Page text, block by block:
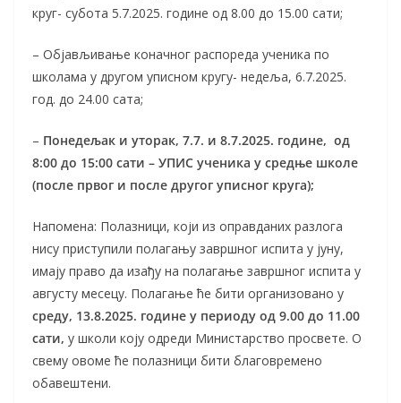
круг- субота 5.7.2025. године од 8.00 до 15.00 сати;
– Објављивање коначног распореда ученика по
школама у другом уписном кругу- недеља, 6.7.2025.
год. до 24.00 сата;
– Понедељак и уторак, 7.7. и 8.7.2025. године, од
8:00 до 15:00 сати – УПИС ученика у средње школе
(после првог и после другог уписног круга);
Напомена: Полазници, који из оправданих разлога
нису приступили полагању завршног испита у јуну,
имају право да изађу на полагање завршног испита у
августу месецу. Полагање ће бити организовано у
среду, 13.8.2025. године у периоду од 9.00 до 11.00
сати, у школи коју одреди Министарство просвете. О
свему овоме ће полазници бити благовремено
обавештени.